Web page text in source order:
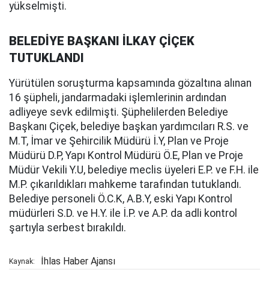
yükselmişti.
BELEDİYE BAŞKANI İLKAY ÇİÇEK
TUTUKLANDI
Yürütülen soruşturma kapsamında gözaltına alınan
16 şüpheli, jandarmadaki işlemlerinin ardından
adliyeye sevk edilmişti. Şüphelilerden Belediye
Başkanı Çiçek, belediye başkan yardımcıları R.S. ve
M.T, İmar ve Şehircilik Müdürü İ.Y, Plan ve Proje
Müdürü D.P, Yapı Kontrol Müdürü Ö.E, Plan ve Proje
Müdür Vekili Y.U, belediye meclis üyeleri E.P. ve F.H. ile
M.P. çıkarıldıkları mahkeme tarafından tutuklandı.
Belediye personeli Ö.C.K, A.B.Y, eski Yapı Kontrol
müdürleri S.D. ve H.Y. ile İ.P. ve A.P. da adli kontrol
şartıyla serbest bırakıldı.
Kaynak: İhlas Haber Ajansı